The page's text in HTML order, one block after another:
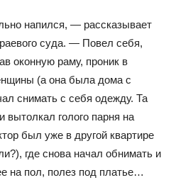
напился, — рассказывает
суда. — Повел себя,
оконную раму, проник в
(а она была дома с
снимать с себя одежду. Та
вытолкал голого парня на
был уже в другой квартире
где снова начал обнимать и
на пол, полез под платье…